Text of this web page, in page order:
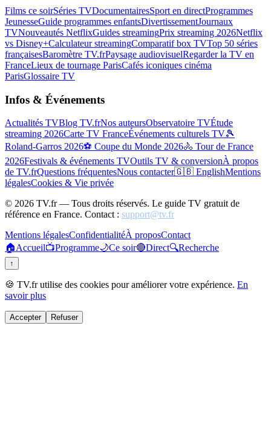
Films ce soirSéries TVDocumentairesSport en directProgrammes
JeunesseGuide programmes enfantsDivertissementJournaux
TVNouveautés NetflixGuides streamingPrix streaming 2026Netflix
vs Disney+Calculateur streamingComparatif box TVTop 50 séries
françaisesBaromètre TV.frPaysage audiovisuelRegarder la TV en
FranceLieux de tournage ParisCafés iconiques cinéma
ParisGlossaire TV
Infos & Événements
Actualités TVBlog TV.frNos auteursObservatoire TVÉtude
streaming 2026Carte TV FranceÉvénements culturels TV🎾
Roland-Garros 2026⚽ Coupe du Monde 2026🚴 Tour de France
2026Festivals & événements TVOutils TV & conversionÀ propos
de TV.frQuestions fréquentesNous contacter🇬🇧 EnglishMentions
légalesCookies & Vie privée
© 2026 TV.fr — Tous droits réservés. Le guide TV gratuit de
référence en France. Contact : support@tv.fr
Mentions légalesConfidentialitéÀ proposContact
🏠Accueil📺Programme🌙Ce soir🔴Direct🔍Recherche
↑
🍪 TV.fr utilise des cookies pour améliorer votre expérience. En
savoir plus
Accepter Refuser